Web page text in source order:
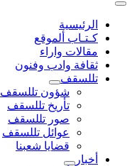
الرئيسية
كـتـاب ألموقع
مقالات واراء
ثقافة وادب وفنون
تللسقف
شؤون تللسقف
تأريخ تللسقف
صور تللسقف
عوائل تللسقف
قضايا شعبنا
أخبار